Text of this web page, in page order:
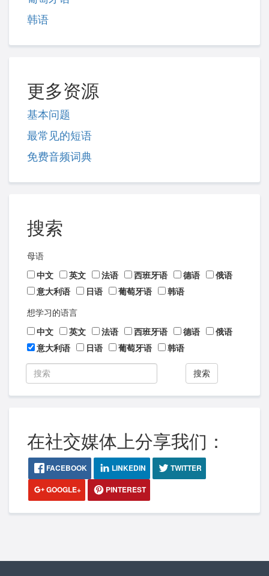
韩语
更多资源
基本问题
最常见的短语
免费音频词典
搜索
母语
中文
英文 法语 西班牙语 德语
俄语
意大利语
日语 葡萄牙语 韩语
想学习的语言
中文
英文 法语 西班牙语 德语
俄语
意大利语
日语 葡萄牙语 韩语
搜索
在社交媒体上分享我们：
FACEBOOK LINKEDIN
TWITTER
GOOGLE+
PINTEREST